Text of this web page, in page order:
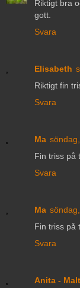
Riktigt bra
gott.
Svara
Elisabeth
Riktigt fin
Svara
Ma
Fin triss på
Svara
Ma
Fin triss på
Svara
Anita -